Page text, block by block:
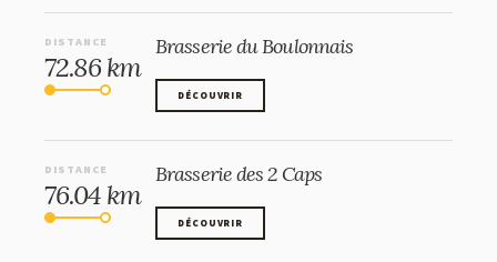
DISTANCE
72.86 km
Brasserie du Boulonnais
DÉCOUVRIR
DISTANCE
76.04 km
Brasserie des 2 Caps
DÉCOUVRIR